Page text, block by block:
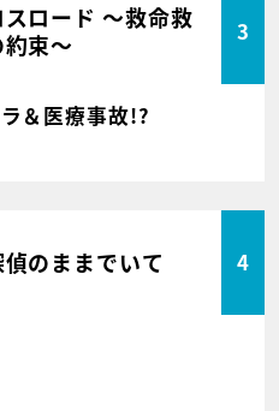
スロード ～救命救
束～
3
＆医療事故!?
のままでいて 4